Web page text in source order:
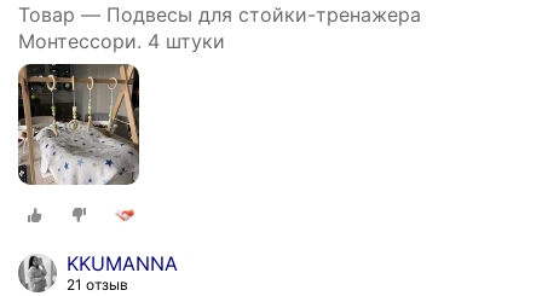
Товар — Подвесы для стойки-тренажера
Монтессори. 4 штуки
KKUMANNA
21 отзыв